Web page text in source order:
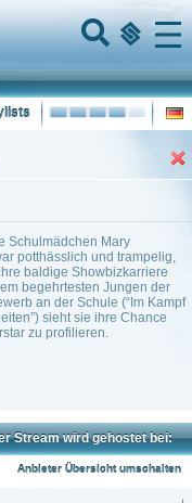
Menu
Schulmädchen Mary
potthässlich und trampelig,
baldige Showbizkarriere
begehrtesten Jungen der
an der Schule (“Im Kampf
sieht sie ihre Chance
zu profilieren.
Stream wird gehostet bei:
Anbieter Übersicht umschalten